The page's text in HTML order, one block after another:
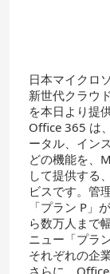
日本マイクロ
新世代クラウ
を本日より提
Office 365 は
ータル、イン
どの機能を、
して提供する
ビスです。管
「プラン P」
ら数万人まで
ニュー「プラ
それぞれの企
さらに、